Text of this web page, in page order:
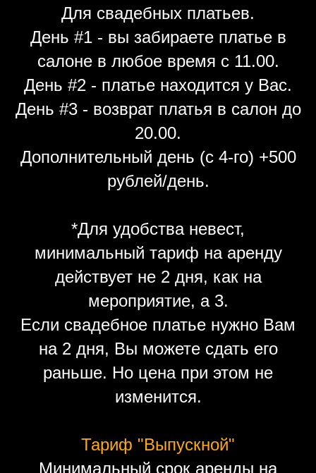
Для свадебных платьев.
День #1 - вы забираете платье в
салоне в любое время с 11.00.
День #2 - платье находится у Вас.
День #3 - возврат платья в салон до
20.00.
Дополнительный день (с 4-го) +500
рублей/день.
*Для удобства невест,
минимальный тариф на аренду
действует не 2 дня, как на
мероприятие, а 3.
Если свадебное платье нужно Вам
на 2 дня, Вы можете сдать его
раньше. Но цена при этом не
изменится.
Тариф "Выпускной"
Минимальный срок аренды на